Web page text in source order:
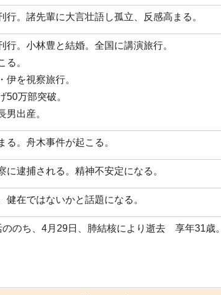
行。諸先輩に大言壮語し孤立、反感高まる。
行。小林豊と結婚。全国に講演旅行。
る。
伊を視察旅行。
50万部突破。
男出産。
る。舟木事件が起こる。
に逮捕される。精神不安定になる。
健在ではないかと話題になる。
のち、4月29日、肺結核により逝去 享年31歳。